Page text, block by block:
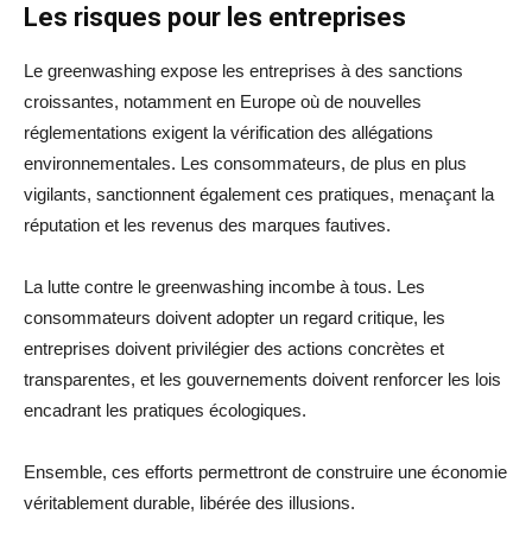
Les risques pour les entreprises
Le greenwashing expose les entreprises à des sanctions
croissantes, notamment en Europe où de nouvelles
réglementations exigent la vérification des allégations
environnementales. Les consommateurs, de plus en plus
vigilants, sanctionnent également ces pratiques, menaçant la
réputation et les revenus des marques fautives.
La lutte contre le greenwashing incombe à tous. Les
consommateurs doivent adopter un regard critique, les
entreprises doivent privilégier des actions concrètes et
transparentes, et les gouvernements doivent renforcer les lois
encadrant les pratiques écologiques.
Ensemble, ces efforts permettront de construire une économie
véritablement durable, libérée des illusions.